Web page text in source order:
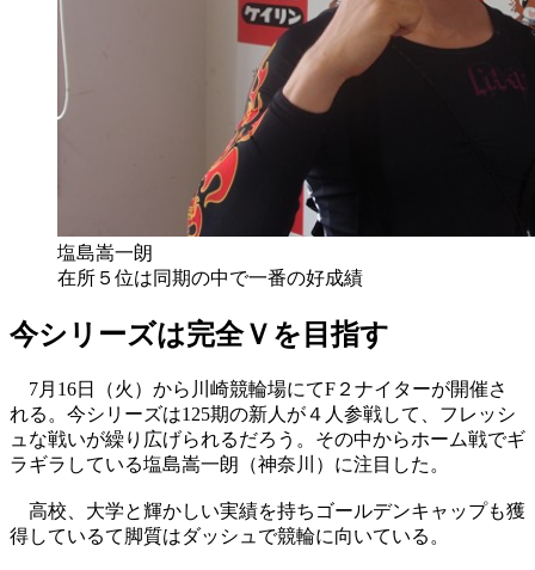
塩島嵩一朗
在所５位は同期の中で一番の好成績
今シリーズは完全Ｖを目指す
7月16日（火）から川崎競輪場にてF２ナイターが開催さ
れる。今シリーズは125期の新人が４人参戦して、フレッシ
ュな戦いが繰り広げられるだろう。その中からホーム戦でギ
ラギラしている塩島嵩一朗（神奈川）に注目した。
高校、大学と輝かしい実績を持ちゴールデンキャップも獲
得しているて脚質はダッシュで競輪に向いている。